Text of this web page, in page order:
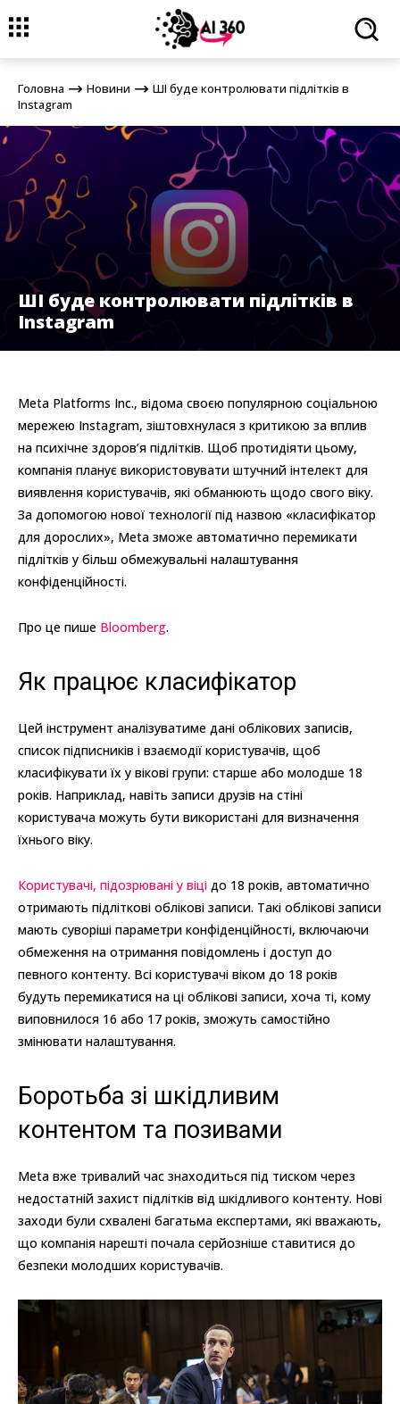
Головна ШІ буде контролювати підлітків в Instagram
Головна Новини
ШІ буде контролювати підлітків в
Instagram
ШІ буде контролювати підлітків в
Instagram
Meta Platforms Inc., відома своєю популярною соціальною
мережею Instagram, зіштовхнулася з критикою за вплив
на психічне здоров’я підлітків. Щоб протидіяти цьому,
компанія планує використовувати штучний інтелект для
виявлення користувачів, які обманюють щодо свого віку.
За допомогою нової технології під назвою «класифікатор
для дорослих», Meta зможе автоматично перемикати
підлітків у більш обмежувальні налаштування
конфіденційності.
Про це пише Bloomberg.
Як працює класифікатор
Цей інструмент аналізуватиме дані облікових записів,
список підписників і взаємодії користувачів, щоб
класифікувати їх у вікові групи: старше або молодше 18
років. Наприклад, навіть записи друзів на стіні
користувача можуть бути використані для визначення
їхнього віку.
Користувачі, підозрювані у віці до 18 років, автоматично
отримають підліткові облікові записи. Такі облікові записи
мають суворіші параметри конфіденційності, включаючи
обмеження на отримання повідомлень і доступ до
певного контенту. Всі користувачі віком до 18 років
будуть перемикатися на ці облікові записи, хоча ті, кому
виповнилося 16 або 17 років, зможуть самостійно
змінювати налаштування.
Боротьба зі шкідливим
контентом та позивами
Meta вже тривалий час знаходиться під тиском через
недостатній захист підлітків від шкідливого контенту. Нові
заходи були схвалені багатьма експертами, які вважають,
що компанія нарешті почала серйозніше ставитися до
безпеки молодших користувачів.